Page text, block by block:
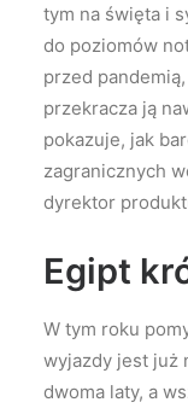
tym na święta i
do poziomów
przed
przekracza ją
pokazuje, jak
zagranicznych
dyrektor
Egipt
W tym roku
wyjazdy jest już
dwoma laty, a